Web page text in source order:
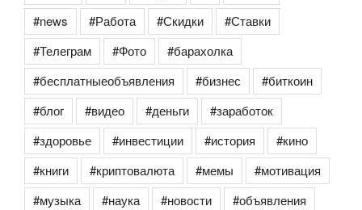
#news
#Работа #Скидки
#Ставки
#Телеграм
#Фото
#барахолка
#бесплатныеобъявления
#бизнес
#биткоин
#блог
#видео #деньги
#заработок
#здоровье
#инвестиции #история
#кино
#книги
#криптовалюта #мемы
#мотивация
#музыка
#наука #новости
#объявления